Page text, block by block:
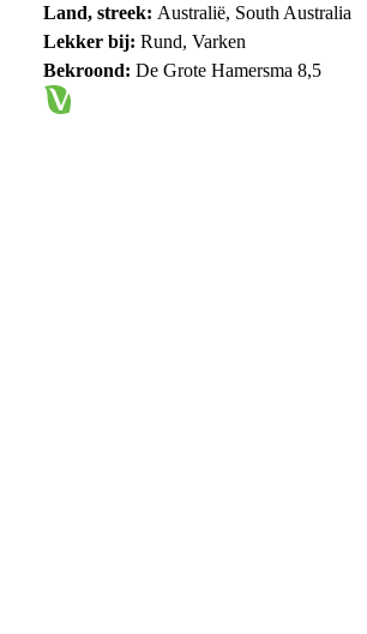
Land, streek: Australië, South Australia
Lekker bij: Rund, Varken
Bekroond: De Grote Hamersma 8,5